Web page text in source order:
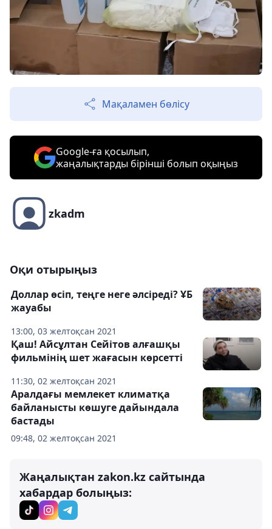
Мақаламен бөлісу
Google-ға қосылып,
жаңалықтарды бірінші болып оқыңыз
zkadm
Оқи отырыңыз
13:00, 03 желтоқсан 2021
Доллар өсіп, теңге неге әлсіреді? ҰБ
жауабы
11:30, 02 желтоқсан 2021
Қаш! Айсұлтан Сейітов алғашқы
фильмінің шет жағасын көрсетті
09:48, 02 желтоқсан 2021
Аралдағы мемлекет климатқа
байланысты көшуге дайындала
бастады
Жаңалықтан zakon.kz сайтында
хабардар болыңыз: